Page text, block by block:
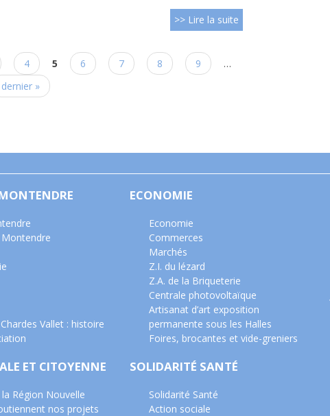
>> Lire la suite
4 5 6 7 8 9
…
dernier »
Vallet : histoire
ET CITOYENNE
Région Nouvelle
nos projets
ECONOMIE
Economie
Commerces
Marchés
Z.I. du lézard
Z.A. de la Briqueterie
Centrale photovoltaïque
Artisanat d’art exposition
permanente sous les Halles
Foires, brocantes et vide-greniers
SOLIDARITÉ SANTÉ
Solidarité Santé
Action sociale